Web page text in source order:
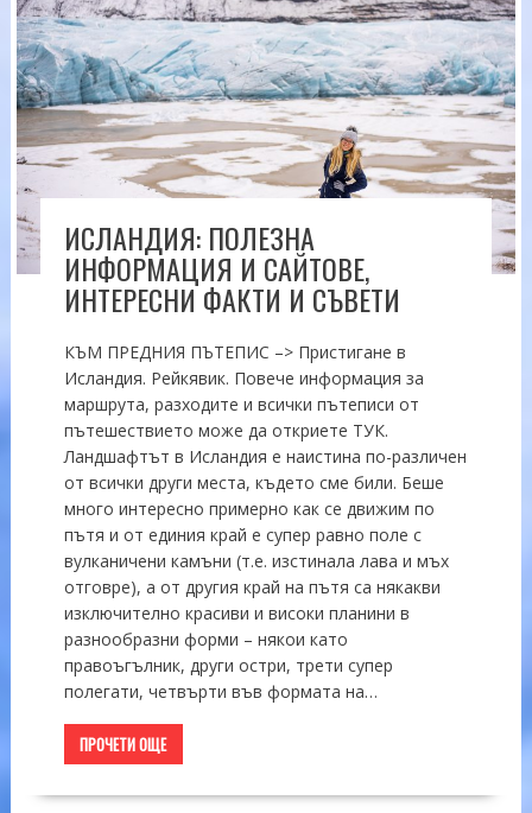
ИСЛАНДИЯ: ПОЛЕЗНА
ИНФОРМАЦИЯ И САЙТОВЕ,
ИНТЕРЕСНИ ФАКТИ И СЪВЕТИ
КЪМ ПРЕДНИЯ ПЪТЕПИС –> Пристигане в
Исландия. Рейкявик. Повече информация за
маршрута, разходите и всички пътеписи от
пътешествието може да откриете ТУК.
Ландшафтът в Исландия е наистина по-различен
от всички други места, където сме били. Беше
много интересно примерно как се движим по
пътя и от единия край е супер равно поле с
вулканичени камъни (т.е. изстинала лава и мъх
отговре), а от другия край на пътя са някакви
изключително красиви и високи планини в
разнообразни форми – някои като
правоъгълник, други остри, трети супер
полегати, четвърти във формата на…
ПРОЧЕТИ ОЩЕ